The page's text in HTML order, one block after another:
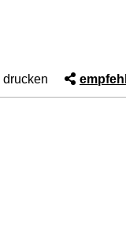
drucken